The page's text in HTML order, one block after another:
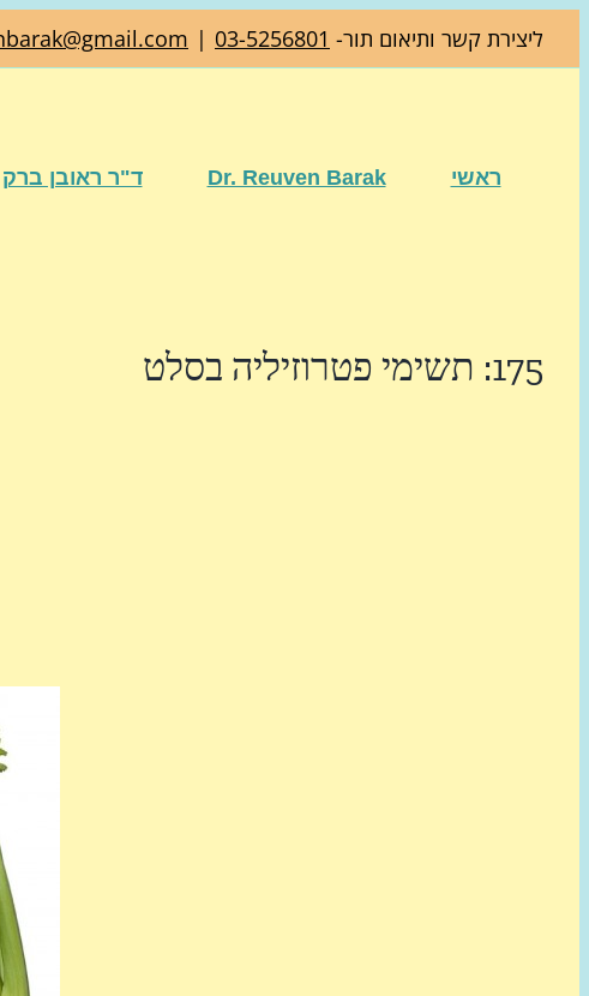
ליצירת קשר ותיאום תור- 03-5256801
|
ראשי Dr. Reuven Barak ד"ר ראובן ברק
175: תשימי פטרוזיליה בסלט